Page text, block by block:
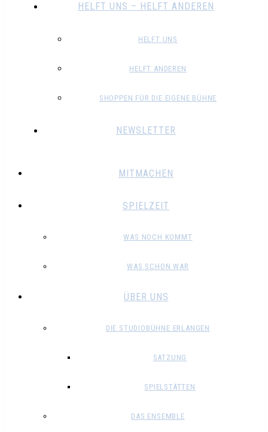
HELFT UNS – HELFT ANDEREN
HELFT UNS
HELFT ANDEREN
SHOPPEN FÜR DIE EIGENE BÜHNE
NEWSLETTER
MITMACHEN
SPIELZEIT
WAS NOCH KOMMT
WAS SCHON WAR
ÜBER UNS
DIE STUDIOBÜHNE ERLANGEN
SATZUNG
SPIELSTÄTTEN
DAS ENSEMBLE